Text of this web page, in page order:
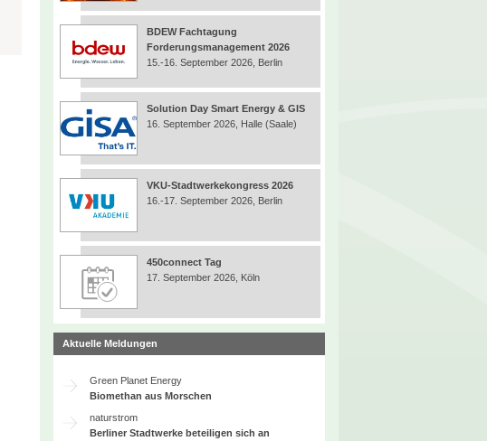
BDEW Fachtagung
Forderungsmanagement 2026
15.-16. September 2026, Berlin
Solution Day Smart Energy & GIS
16. September 2026, Halle (Saale)
VKU-Stadtwerkekongress 2026
16.-17. September 2026, Berlin
450connect Tag
17. September 2026, Köln
Aktuelle Meldungen
Green Planet Energy
Biomethan aus Morschen
naturstrom
Berliner Stadtwerke beteiligen sich an